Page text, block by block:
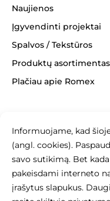
Informuojame, kad
(angl. cookies).
savo sutikimą. Bet
pakeisdami interneto
įrašytus slapukus.
Naujienos
Įgyvendinti projektai
Spalvos / Tekstūros
Produktų asortimentas
Plačiau apie Romex
+370 463 14062
info@betonomozaika.lt